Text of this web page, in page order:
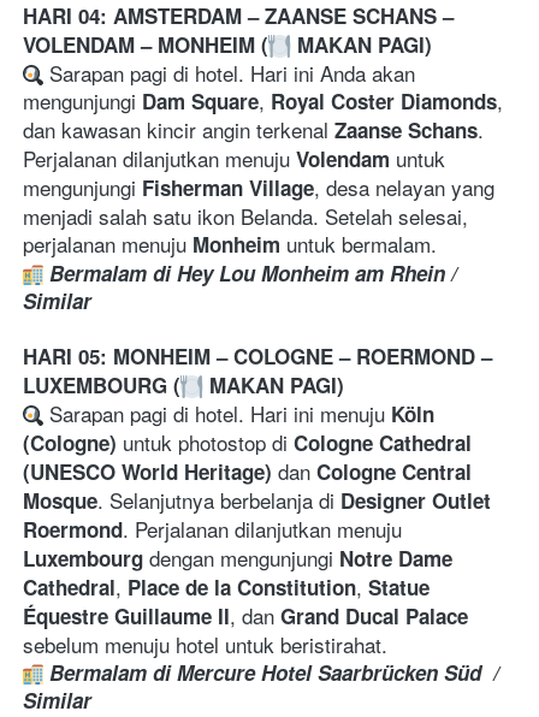
HARI 04: AMSTERDAM – ZAANSE SCHANS –
VOLENDAM – MONHEIM (
MAKAN PAGI)
Sarapan pagi di hotel. Hari ini Anda akan
mengunjungi Dam Square, Royal Coster Diamonds,
dan kawasan kincir angin terkenal Zaanse Schans.
Perjalanan dilanjutkan menuju Volendam untuk
mengunjungi Fisherman Village, desa nelayan yang
menjadi salah satu ikon Belanda. Setelah selesai,
perjalanan menuju Monheim untuk bermalam.
Bermalam di Hey Lou Monheim am Rhein /
Similar
HARI 05: MONHEIM – COLOGNE – ROERMOND –
LUXEMBOURG (
MAKAN PAGI)
Sarapan pagi di hotel. Hari ini menuju Köln
(Cologne) untuk photostop di Cologne Cathedral
(UNESCO World Heritage) dan Cologne Central
Mosque. Selanjutnya berbelanja di Designer Outlet
Roermond
Luxembourg dengan mengunjungi Notre Dame
Cathedral, Place de la Constitution, Statue
Équestre Guillaume II, dan Grand Ducal Palace
sebelum menuju hotel untuk beristirahat.
Bermalam di Mercure Hotel Saarbrücken Süd  /
Similar